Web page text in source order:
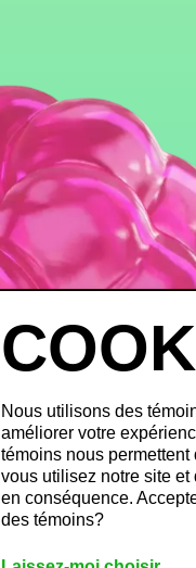
INFOS
FAQ
Gestion du
Plan de site
Nous utilisons des
améliorer votre
témoins nous
vous utilisez notre site et
en conséquence.
des témoins?